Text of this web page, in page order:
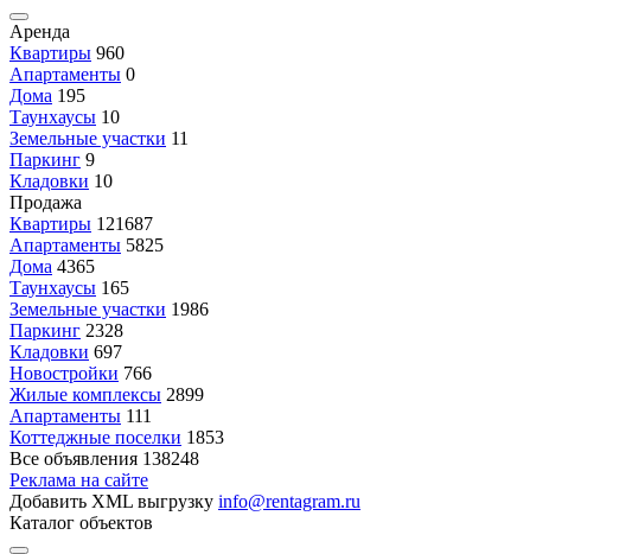
Аренда
Квартиры 960
Апартаменты 0
Дома 195
Таунхаусы 10
Земельные участки 11
Паркинг 9
Кладовки 10
Продажа
Квартиры 121687
Апартаменты 5825
Дома 4365
Таунхаусы 165
Земельные участки 1986
Паркинг 2328
Кладовки 697
Новостройки 766
Жилые комплексы 2899
Апартаменты 111
Коттеджные поселки 1853
Все объявления 138248
Реклама на сайте
Добавить XML выгрузку info@rentagram.ru
Каталог объектов